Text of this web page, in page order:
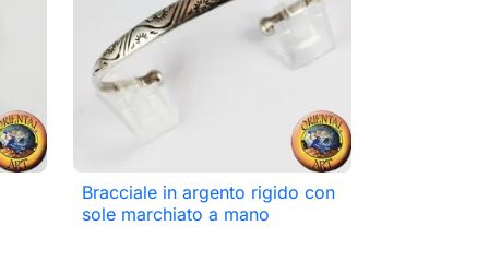
 Anteprima
Bracciale in argento rigido con
sole marchiato a mano